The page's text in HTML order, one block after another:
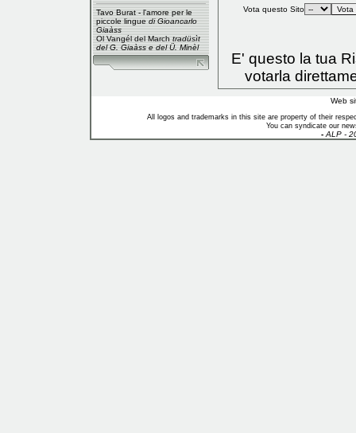
Tavo Burat - l'amore per le
piccole linguedi Gioancarlo
Giaàss
Ol Vangél del March tradüsìt
del G. Giaàss e del Ü. Minèl
Vota questo Sito
E' questo la tua
votarla
Web
All logos and trademarks in this site are property of their
You can syndicate our
- ALP -